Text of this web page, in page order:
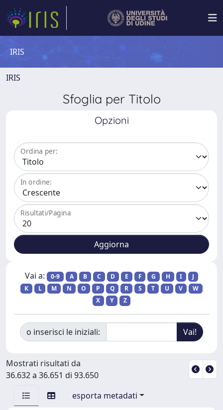
IRIS
IRIS
Sfoglia per Titolo
Opzioni
Ordina per:
In ordine:
Risultati/Pagina
Vai a: 0-9 A B C D E F G H I
J
K
L M N O P Q R S T U V
W
X
Y Z
o inserisci le iniziali:
Mostrati risultati da
36.632 a 36.651 di 93.650
esporta metadati